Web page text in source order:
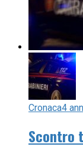
Cronaca4
Scontro